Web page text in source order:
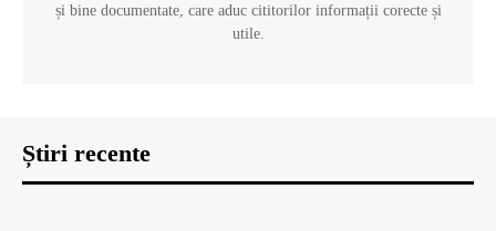
și bine documentate, care aduc cititorilor informații corecte și
utile.
Știri recente